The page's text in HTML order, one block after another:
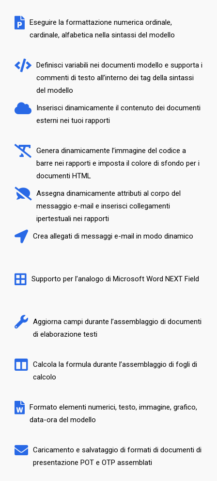
Eseguire la formattazione numerica ordinale,
cardinale, alfabetica nella sintassi del modello
Definisci variabili nei documenti modello e supporta i
commenti di testo all’interno dei tag della sintassi
del modello
Inserisci dinamicamente il contenuto dei documenti
esterni nei tuoi rapporti
Genera dinamicamente l’immagine del codice a
barre nei rapporti e imposta il colore di sfondo per i
documenti HTML
Assegna dinamicamente attributi al corpo del
messaggio e-mail e inserisci collegamenti
ipertestuali nei rapporti
Crea allegati di messaggi e-mail in modo dinamico
Supporto per l’analogo di Microsoft Word NEXT Field
Aggiorna campi durante l’assemblaggio di documenti
di elaborazione testi
Calcola la formula durante l’assemblaggio di fogli di
calcolo
Formato elementi numerici, testo, immagine, grafico,
data-ora del modello
Caricamento e salvataggio di formati di documenti di
presentazione POT e OTP assemblati